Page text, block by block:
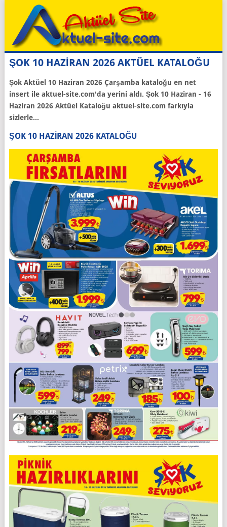
ŞOK 10 HAZİRAN 2026 AKTÜEL KATALOĞU
Şok Aktüel 10 Haziran 2026 Çarşamba kataloğu en net
insert ile aktuel-site.com'da yerini aldı. Şok 10 Haziran - 16
Haziran 2026 Aktüel Kataloğu aktuel-site.com farkıyla
sizlerle...
ŞOK 10 HAZIRAN 2026 KATALOĞU